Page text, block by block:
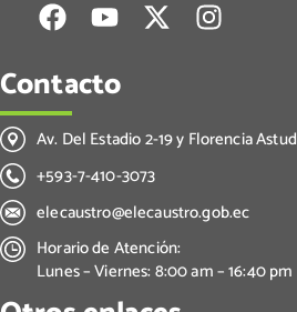
Contacto
Av. Del Estadio 2-19 y Florencia
+593-7-410-3073
elecaustro@elecaustro.gob.ec
Horario de Atención:
Lunes – Viernes: 8:00 am – 16:40 pm